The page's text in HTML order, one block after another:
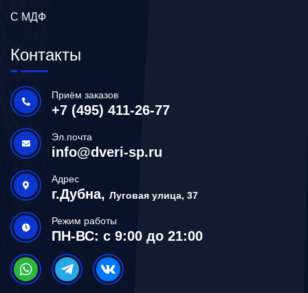
С МДФ
Контакты
Приём заказов
+7 (495) 411-26-77
Эл.почта
info@dveri-sp.ru
Адрес
г.Дубна, Луговая улица, 37
Режим работы
ПН-ВС: с 9:00 до 21:00